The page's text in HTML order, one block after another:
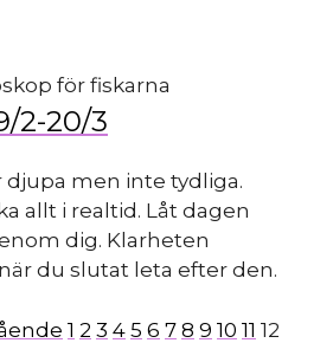
2-20/3
djupa men inte tydliga.
allt i realtid. Låt dagen
dig. Klarheten
du slutat leta efter den.
1 2 3 4 5 6 7 8 9 10 11 12